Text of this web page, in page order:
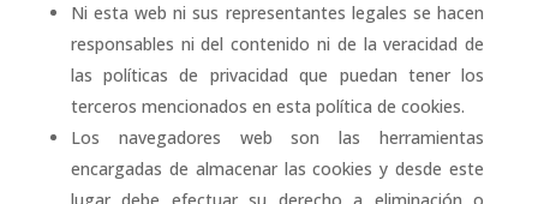
Ni esta web ni sus representantes legales se hacen
responsables ni del contenido ni de la veracidad de
las políticas de privacidad que puedan tener los
terceros mencionados en esta política de cookies.
Los navegadores web son las herramientas
encargadas de almacenar las cookies y desde este